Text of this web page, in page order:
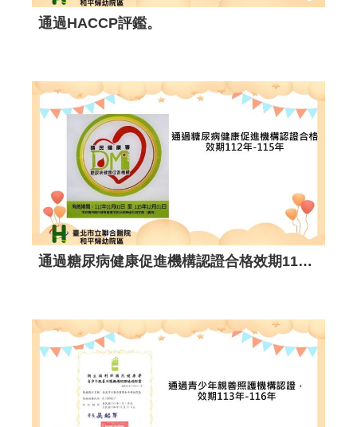
榮獲衛生福利部國民健康署114年糖尿病健康促進機構照護品質評核與獎勵活動計畫執行成果-精進獎。